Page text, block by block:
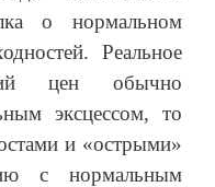
о нормальном
Реальное
цен обычно
эксцессом, то
и «острыми»
с нормальным